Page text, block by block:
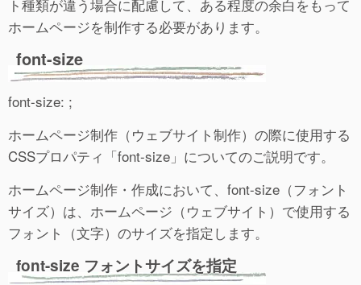
ト種類が違う場合に配慮して、ある程度の余白をもって
ホームページを制作する必要があります。
font-size
font-size: ;
ホームページ制作（ウェブサイト制作）の際に使用する
CSSプロパティ「font-size」についてのご説明です。
ホームページ制作・作成において、font-size（フォント
サイズ）は、ホームページ（ウェブサイト）で使用する
フォント（文字）のサイズを指定します。
font-size フォントサイズを指定